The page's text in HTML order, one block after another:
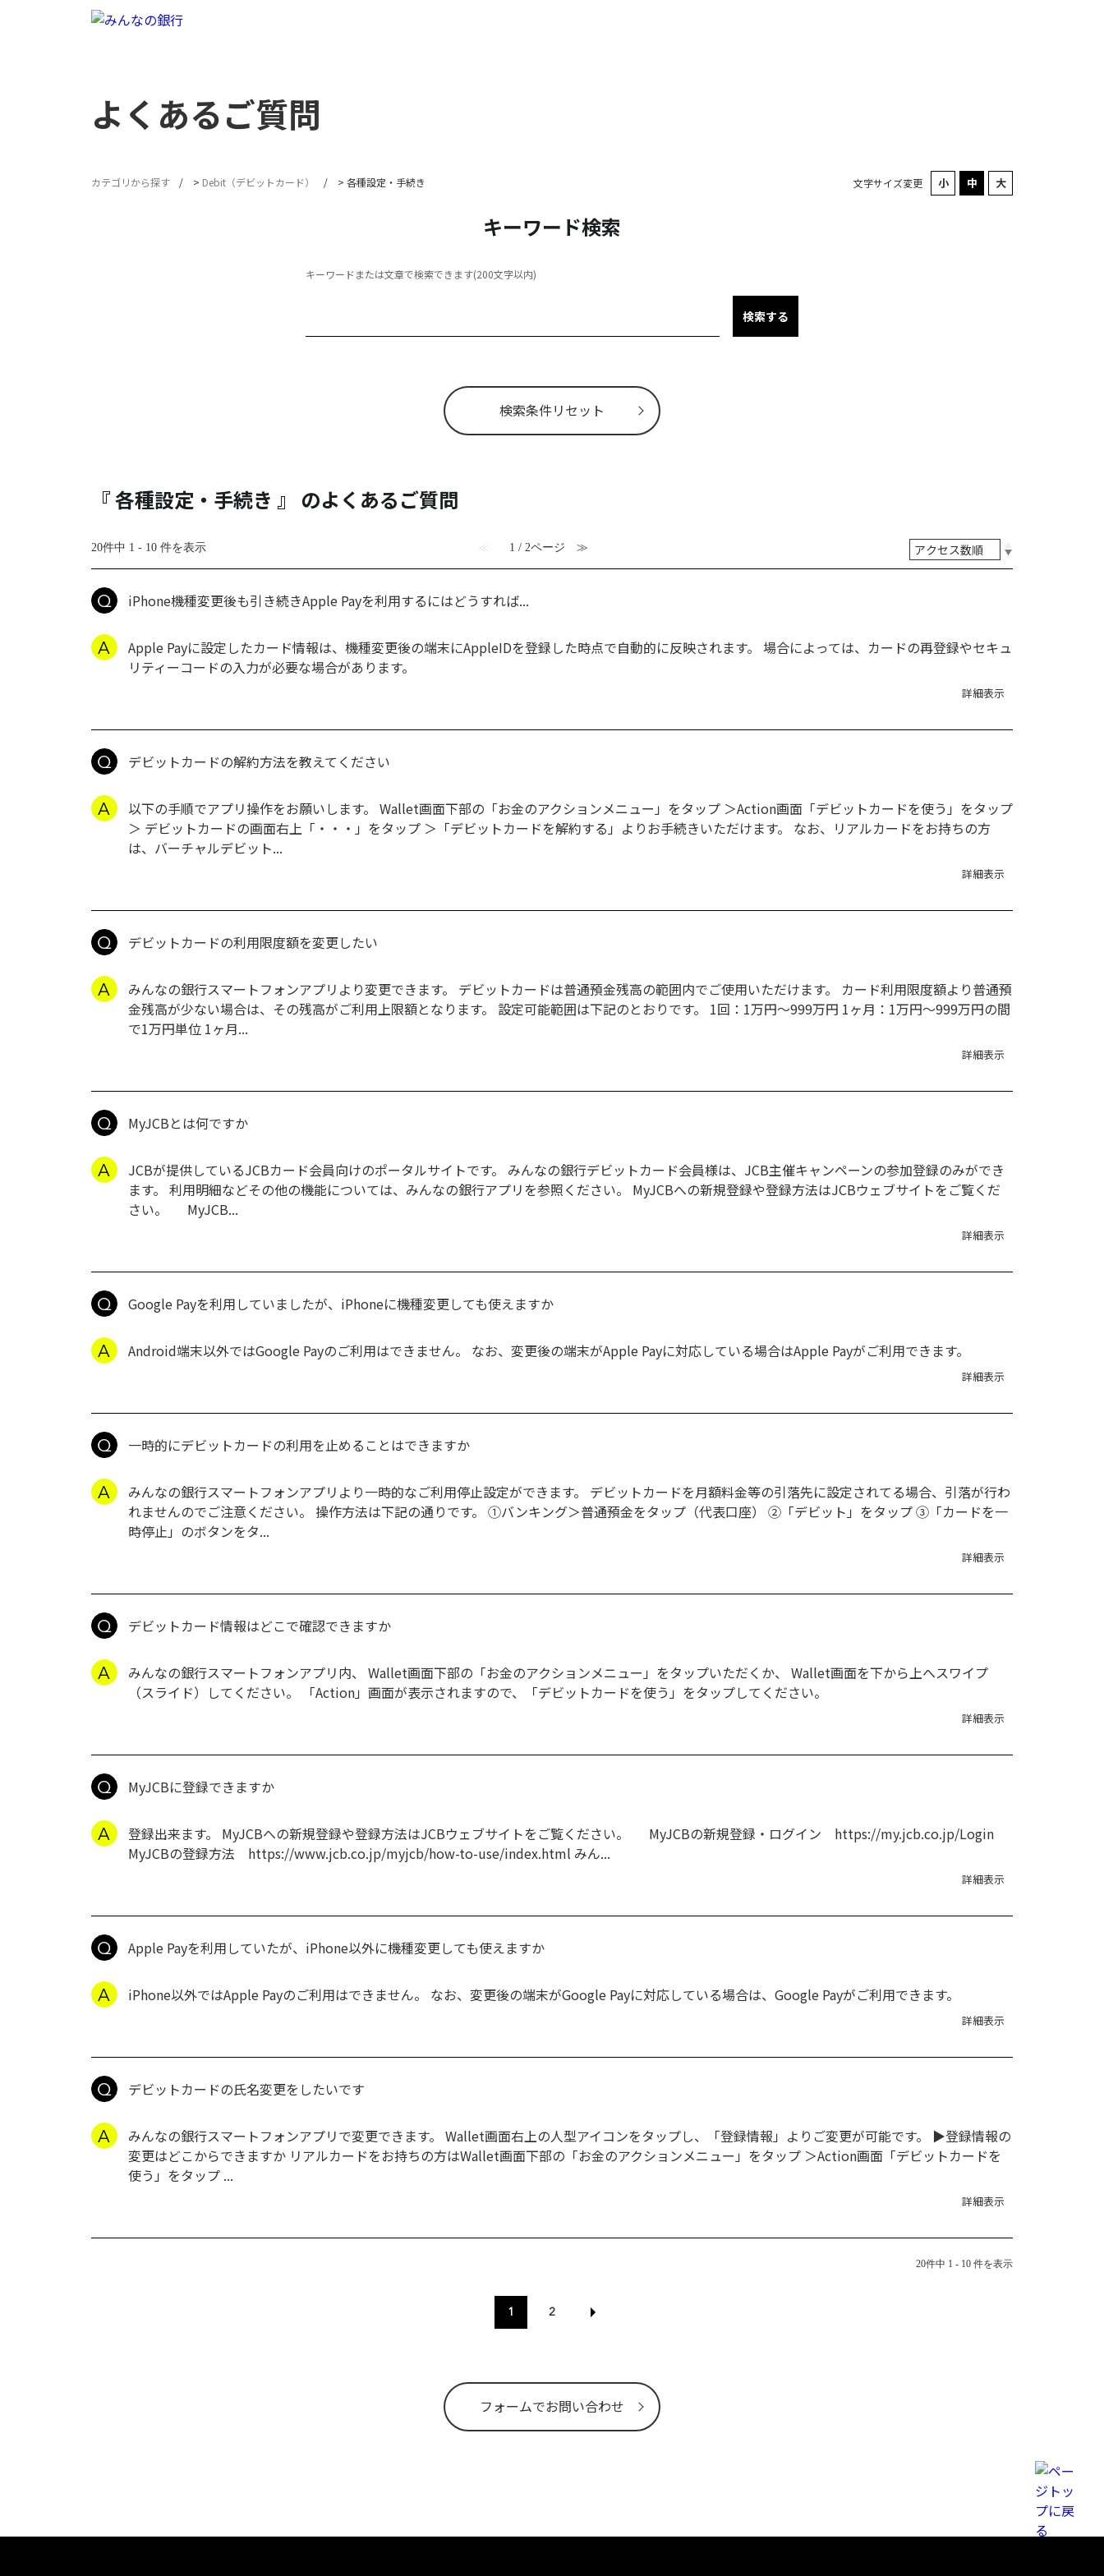
よくあるご質問
文字サイズ変更
カテゴリから探す > Debit（デビットカード） > 各種設定・手続き
キーワード検索
キーワードまたは文章で検索できます(200文字以内)
検索条件リセット
『 各種設定・手続き 』 のよくあるご質問
20件中 1 - 10 件を表示 ≪ 1 / 2ページ ≫
iPhone機種変更後も引き続きApple Payを利用するにはどうすれば...
Apple Payに設定したカード情報は、機種変更後の端末にAppleIDを登録した時点で自動的に反映されます。 場合によっては、カードの再登録やセキュ
リティーコードの入力が必要な場合があります。
詳細表示
デビットカードの解約方法を教えてください
以下の手順でアプリ操作をお願いします。 Wallet画面下部の「お金のアクションメニュー」をタップ ＞Action画面「デビットカードを使う」をタップ
＞ デビットカードの画面右上「・・・」をタップ ＞「デビットカードを解約する」よりお手続きいただけます。 なお、リアルカードをお持ちの方
は、バーチャルデビット...
詳細表示
デビットカードの利用限度額を変更したい
みんなの銀行スマートフォンアプリより変更できます。 デビットカードは普通預金残高の範囲内でご使用いただけます。 カード利用限度額より普通預
金残高が少ない場合は、その残高がご利用上限額となります。 設定可能範囲は下記のとおりです。 1回：1万円～999万円 1ヶ月：1万円～999万円の間
で1万円単位 1ヶ月...
詳細表示
MyJCBとは何ですか
JCBが提供しているJCBカード会員向けのポータルサイトです。 みんなの銀行デビットカード会員様は、JCB主催キャンペーンの参加登録のみができ
ます。 利用明細などその他の機能については、みんなの銀行アプリを参照ください。 MyJCBへの新規登録や登録方法はJCBウェブサイトをご覧くだ
さい。 MyJCB...
詳細表示
Google Payを利用していましたが、iPhoneに機種変更しても使えますか
Android端末以外ではGoogle Payのご利用はできません。 なお、変更後の端末がApple Payに対応している場合はApple Payがご利用できます。
詳細表示
一時的にデビットカードの利用を止めることはできますか
みんなの銀行スマートフォンアプリより一時的なご利用停止設定ができます。 デビットカードを月額料金等の引落先に設定されてる場合、引落が行わ
れませんのでご注意ください。 操作方法は下記の通りです。 ①バンキング＞普通預金をタップ（代表口座） ②「デビット」をタップ ③「カードを一
時停止」のボタンをタ...
詳細表示
デビットカード情報はどこで確認できますか
みんなの銀行スマートフォンアプリ内、 Wallet画面下部の「お金のアクションメニュー」をタップいただくか、 Wallet画面を下から上へスワイプ
（スライド）してください。 「Action」画面が表示されますので、「デビットカードを使う」をタップしてください。
詳細表示
MyJCBに登録できますか
登録出来ます。 MyJCBへの新規登録や登録方法はJCBウェブサイトをご覧ください。 MyJCBの新規登録・ログイン https://my.jcb.co.jp/Login
MyJCBの登録方法 https://www.jcb.co.jp/myjcb/how-to-use/index.html みん...
詳細表示
Apple Payを利用していたが、iPhone以外に機種変更しても使えますか
iPhone以外ではApple Payのご利用はできません。 なお、変更後の端末がGoogle Payに対応している場合は、Google Payがご利用できます。
詳細表示
デビットカードの氏名変更をしたいです
みんなの銀行スマートフォンアプリで変更できます。 Wallet画面右上の人型アイコンをタップし、「登録情報」よりご変更が可能です。 ▶登録情報の
変更はどこからできますか リアルカードをお持ちの方はWallet画面下部の「お金のアクションメニュー」をタップ ＞Action画面「デビットカードを
使う」をタップ ...
詳細表示
20件中 1 - 10 件を表示
1 2
フォームでお問い合わせ